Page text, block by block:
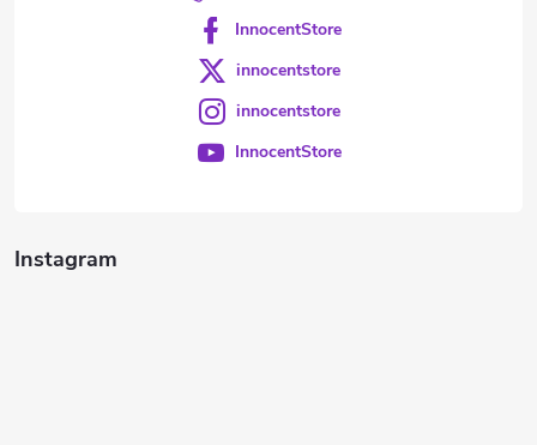
Instagram
InnocentStore
innocentstore
innocentstore
InnocentStore